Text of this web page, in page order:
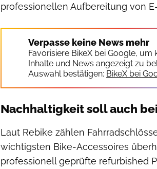
professionellen Aufbereitung von
Verpasse keine News mehr
Favorisiere BikeX bei Google,
Inhalte und News angezeigt zu
Auswahl bestätigen: BikeX bei
Nachhaltigkeit soll auch
Laut Rebike zählen
wichtigsten Bike-Accessoires
professionell geprüfte refurbished